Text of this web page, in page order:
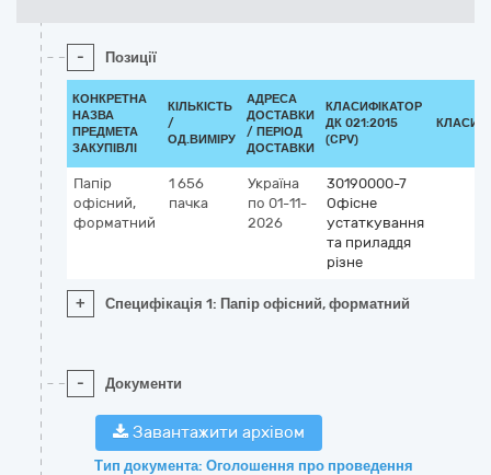
- Позиції
КОНКРЕТНА
НАЗВА
ПРЕДМЕТА
ЗАКУПІВЛІ
КІЛЬКІСТЬ
/
ОД.ВИМІРУ
АДРЕСА
ДОСТАВКИ
/ ПЕРІОД
ДОСТАВКИ
КЛАСИФІКАТОР
ДК 021:2015
(CPV)
Папір
офісний,
форматний
1 656
пачка
Україна
по 01-11-
2026
30190000-7
Офісне
устаткування
та приладдя
різне
+ Специфікація 1: Папір офісний, форматний
- Документи
Завантажити архівом
Тип документа: Оголошення про проведення